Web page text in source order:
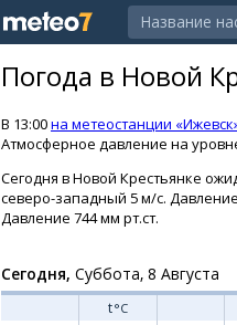
Погода в Новой
В 13:00на метеостанции
Атмосферное давление на
Сегодня в Новой Крестьянке
северо-западный 5 м/с.
Давление 744 мм рт.ст.
Сегодня, Суббота, 8 Августа
t°C